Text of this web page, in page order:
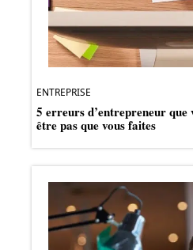
ENTREPRISE
5 erreurs d’entrepreneur que
être pas que vous faites